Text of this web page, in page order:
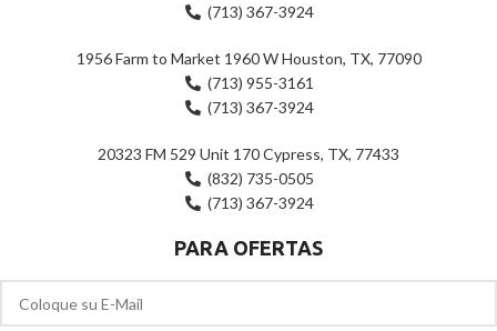
(713) 367-3924
1956 Farm to Market 1960 W Houston, TX, 77090
(713) 955-3161
(713) 367-3924
20323 FM 529 Unit 170 Cypress, TX, 77433
(832) 735-0505
(713) 367-3924
PARA OFERTAS